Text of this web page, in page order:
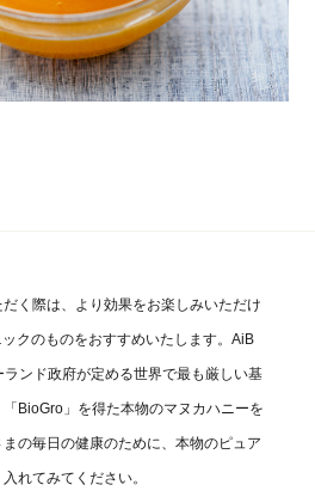
く際は、より効果をお楽しみいただけ
クのものをおすすめいたします。AiB
ンド政府が定める世界で最も厳しい基
BioGro」を得た本物のマヌカハニーを
の毎日の健康のために、本物のピュア
れてみてください。